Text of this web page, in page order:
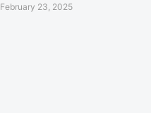
February 23, 2025